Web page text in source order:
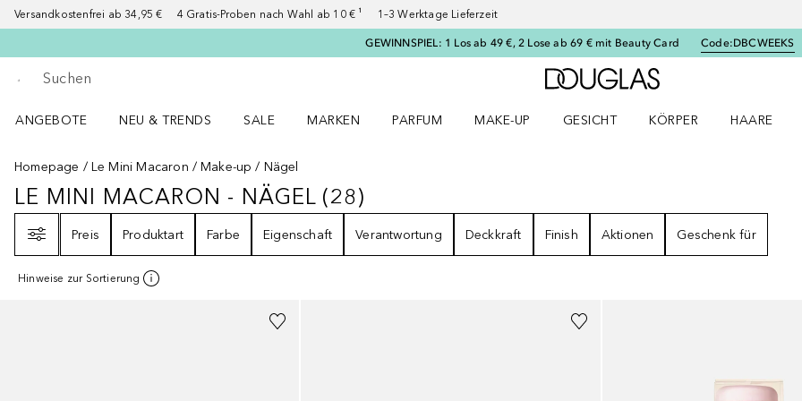
Versandkostenfrei ab 34,95 € 4 Gratis-Proben nach Wahl ab 10 € ¹ 1–3 Werktage Lieferzeit
GEWINNSPIEL: 1 Los ab 49 €, 2 Lose ab 69 € mit Beauty Card Code:DBCWEEKS
Gehe zurück
Suche ausführen
Zur Douglas Startseite
ANGEBOTE
NEU & TRENDS
SALE
MARKEN
PARFUM
MAKE-UP
GESICHT
KÖRPER
HAARE
Homepage
Le Mini Macaron Make-up Nägel
LE MINI MACARON - NÄGEL28
LE MINI MACARON - NÄGEL (28)
Preis
Produktart Farbe Eigenschaft Verantwortung Deckkraft Finish Aktionen Geschenk für
Hinweise zur Sortierung
+35